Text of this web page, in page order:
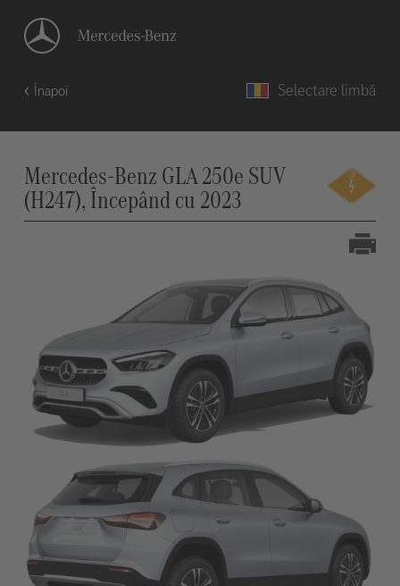
Înapoi Selectare limbă
Mercedes-Benz GLA 250e SUV
(H247), Începând cu 2023